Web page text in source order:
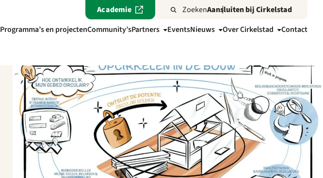
Academie ZoekenAansluiten bij Cirkelstad
Programma’s en projectenCommunity’sPartners EventsNieuws Over Cirkelstad Contact